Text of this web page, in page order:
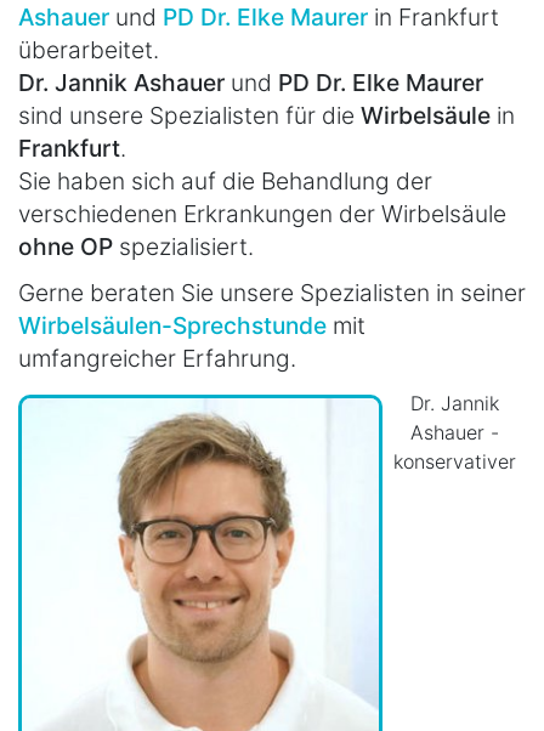
Ashauer und PD Dr. Elke Maurer in Frankfurt
überarbeitet.
Dr. Jannik Ashauer und PD Dr. Elke Maurer
sind unsere Spezialisten für die Wirbelsäule in
Frankfurt.
Sie haben sich auf die Behandlung der
verschiedenen Erkrankungen der Wirbelsäule
ohne OP spezialisiert.
Gerne beraten Sie unsere Spezialisten in seiner
Wirbelsäulen-Sprechstunde mit
umfangreicher Erfahrung.
Dr. Jannik
Ashauer -
konservativer